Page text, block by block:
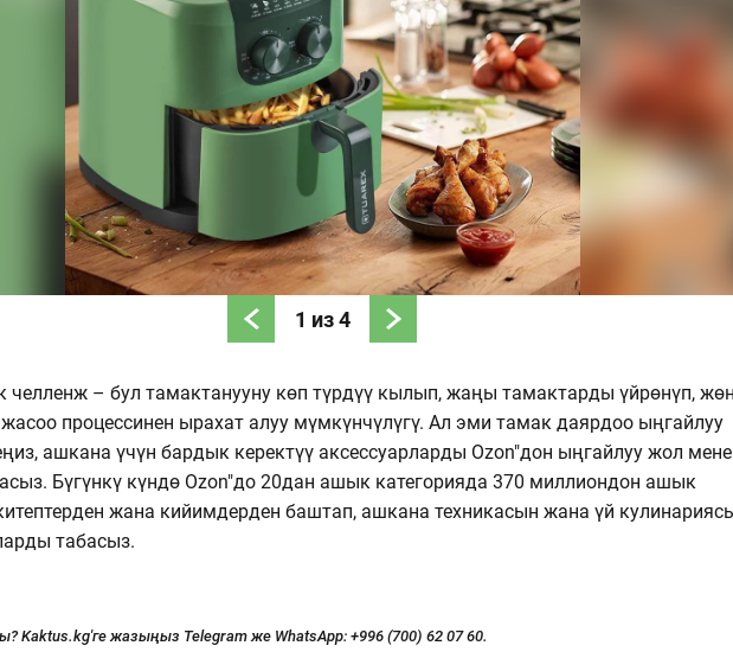
1 из4
челленж – бул тамактанууну көп түрдүү кылып, жаңы тамактарды үйрөнүп,
процессинен ырахат алуу мүмкүнчүлүгү. Ал эми тамак даярдоо ыңгайлуу
ашкана үчүн бардык керектүү аксессуарларды Ozon"дон ыңгайлуу жол
Бүгүнкү күндө Ozon"до 20дан ашык категорияда 370 миллиондон ашык
жана кийимдерден баштап, ашкана техникасын жана үй
табасыз.
Kaktus.kg'ге жазыңыз Telegram же WhatsApp: +996 (700) 62 07 60.